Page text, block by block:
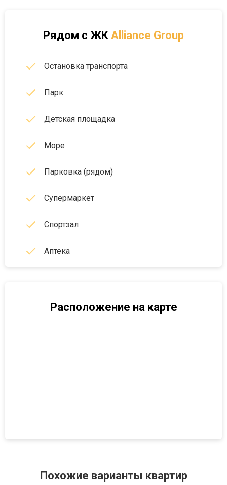
Рядом с ЖК Alliance Group
Остановка транспорта
Парк
Детская площадка
Море
Парковка (рядом)
Супермаркет
Спортзал
Аптека
Расположение на карте
Похожие варианты квартир